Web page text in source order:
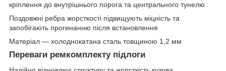
кріплення до внутрішнього порога та центрального тунелю
Поздовжні ребра жорсткості підвищують міцність та
запобігають прогинанню після встановлення
Матеріал — холоднокатана сталь товщиною 1,2 мм
Переваги ремкомплекту підлоги